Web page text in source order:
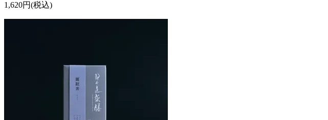
1,620円(税込)